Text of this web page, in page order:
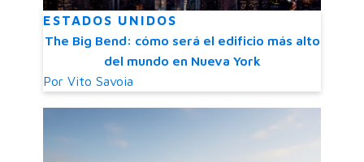
ESTADOS UNIDOS
The Big Bend: cómo será el edificio más alto
del mundo en Nueva York
Por Vito Savoia